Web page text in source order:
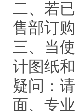
二、若
售部订
三、当
计图纸
疑问：
面、专